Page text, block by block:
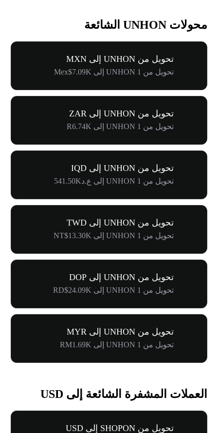
محولات UNHON الشائعة
تحويل من UNHON إلى MXN
تحويل من 1 UNHON إلى Mex$7.09K
تحويل من UNHON إلى ZAR
تحويل من 1 UNHON إلى R6.74K
تحويل من UNHON إلى IQD
تحويل من 1 UNHON إلى ع.د541.50K
تحويل من UNHON إلى TWD
تحويل من 1 UNHON إلى NT$13.30K
تحويل من UNHON إلى DOP
تحويل من 1 UNHON إلى RD$24.09K
تحويل من UNHON إلى MYR
تحويل من 1 UNHON إلى RM1.69K
العملات المشفرة الشائعة إلى USD
تحويل من SHOPON إلى USD